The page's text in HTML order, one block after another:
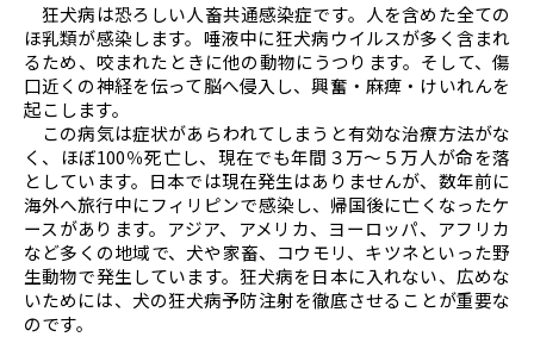
狂犬病は恐ろしい人畜共通感染症です。人を含めた全ての
ほ乳類が感染します。唾液中に狂犬病ウイルスが多く含まれ
るため、咬まれたときに他の動物にうつります。そして、傷
口近くの神経を伝って脳へ侵入し、興奮・麻痺・けいれんを
起こします。
この病気は症状があらわれてしまうと有効な治療方法がな
く、ほぼ100％死亡し、現在でも年間３万～５万人が命を落
としています。日本では現在発生はありませんが、数年前に
海外へ旅行中にフィリピンで感染し、帰国後に亡くなったケ
ースがあります。アジア、アメリカ、ヨーロッパ、アフリカ
など多くの地域で、犬や家畜、コウモリ、キツネといった野
生動物で発生しています。狂犬病を日本に入れない、広めな
いためには、犬の狂犬病予防注射を徹底させることが重要な
のです。